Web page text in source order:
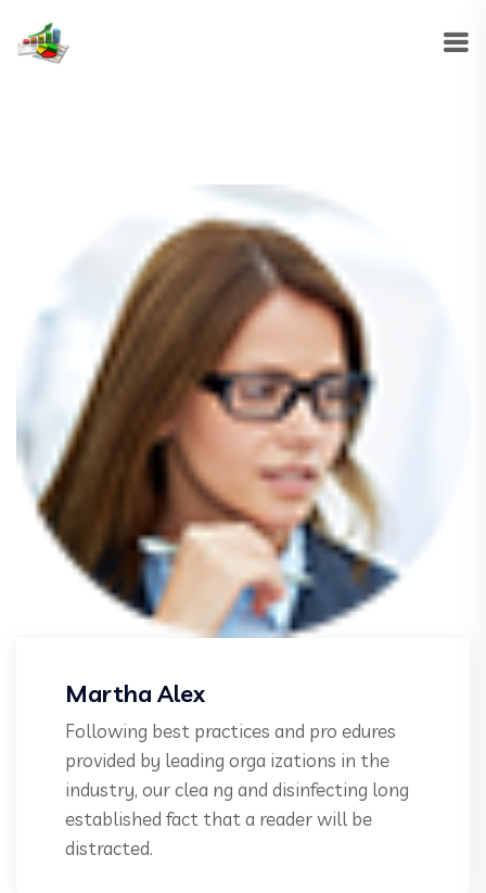
Martha Alex
Following best practices and pro edures
provided by leading orga izations in the
industry, our clea ng and disinfecting long
established fact that a reader will be
distracted.